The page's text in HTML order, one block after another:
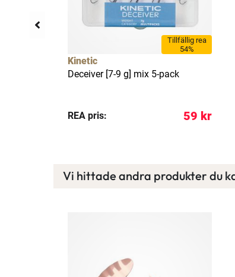
Tillfällig rea
54%
Kinetic
Deceiver [7-9 g] mix 5-pack
REA pris: 59 kr
Vi hittade andra produkter du